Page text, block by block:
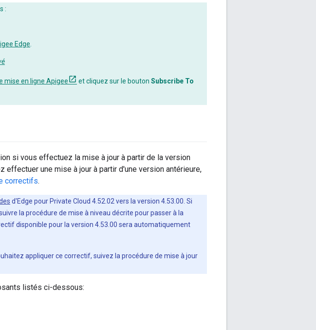
:
Edge
mise en ligne Apigee et cliquez sur le bouton Subscribe To
si vous effectuez la mise à jour à partir de la version
une mise à jour à partir d'une version antérieure,
correctifs.
d'Edge pour Private Cloud 4.52.02 vers la version 4.53.00. Si
la procédure de mise à niveau décrite pour passer à la
disponible pour la version 4.53.00 sera automatiquement
appliquer ce correctif, suivez la procédure de mise à jour
listés ci-dessous: